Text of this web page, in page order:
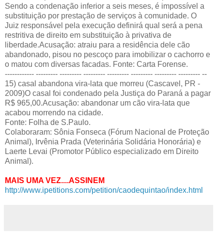
Sendo a condenação inferior a seis meses, é impossível a
substituição por prestação de serviços à comunidade. O
Juiz responsável pela execução definirá qual será a pena
restritiva de direito em substituição à privativa de
liberdade.Acusação: atraiu para a residência dele cão
abandonado, pisou no pescoço para imobilizar o cachorro e
o matou com diversas facadas. Fonte: Carta Forense.
------------ --------- --------- --------- --------- --------- --------- --------- --
15) casal abandona vira-lata que morreu (Cascavel, PR -
2009)O casal foi condenado pela Justiça do Paraná a pagar
R$ 965,00.Acusação: abandonar um cão vira-lata que
acabou morrendo na cidade.
Fonte: Folha de S.Paulo.
Colaboraram: Sônia Fonseca (Fórum Nacional de Proteção
Animal), Irvênia Prada (Veterinária Solidária Honorária) e
Laerte Levai (Promotor Público especializado em Direito
Animal).
MAIS UMA VEZ....ASSINEM
http://www.ipetitions.com/petition/caodequintao/index.html